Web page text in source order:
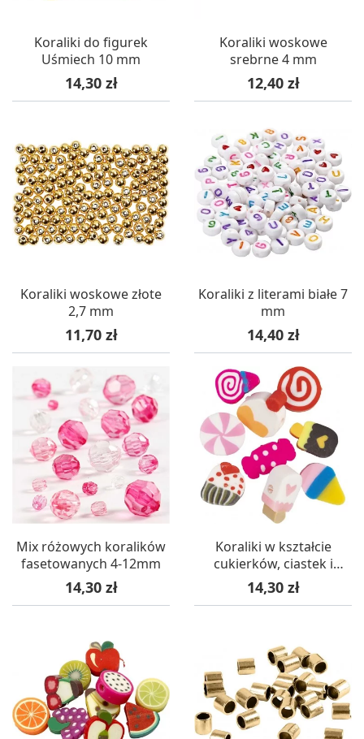
Koraliki do figurek
Uśmiech 10 mm
Cena
14,30 zł
Koraliki woskowe
srebrne 4 mm
Cena
12,40 zł
Koraliki woskowe złote
2,7 mm
Cena
11,70 zł
Koraliki z literami białe 7
mm
Cena
14,40 zł
Mix różowych koralików
fasetowanych 4-12mm
Cena
14,30 zł
Koraliki w kształcie
cukierków, ciastek i
lodów 10 mm
Cena
14,30 zł